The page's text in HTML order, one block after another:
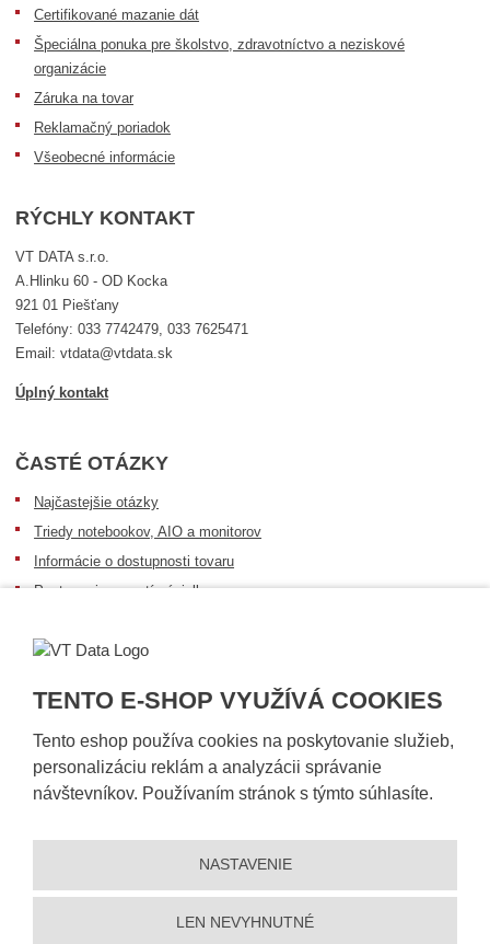
TENTO E-SHOP VYUŽÍVÁ COOKIES
Tento eshop používa cookies na poskytovanie služieb,
personalizáciu reklám a analyzácii správanie
návštevníkov. Používaním stránok s týmto súhlasíte.
NASTAVENIE
LEN NEVYHNUTNÉ
Certifikované mazanie dát
Špeciálna ponuka pre školstvo, zdravotníctvo a neziskové
organizácie
Záruka na tovar
Reklamačný poriadok
Všeobecné informácie
RÝCHLY KONTAKT
VT DATA s.r.o.
A.Hlinku 60 - OD Kocka
921 01 Piešťany
Telefóny: 033 7742479, 033 7625471
Email: vtdata@vtdata.sk
Úplný kontakt
ČASTÉ OTÁZKY
Najčastejšie otázky
Triedy notebookov, AIO a monitorov
Informácie o dostupnosti tovaru
Postup pri prevzatí zásielky
Sledovanie zásielok
Vyhlásenie o prístupnosti |Ochrana osobných údajov |Mapa stránky |